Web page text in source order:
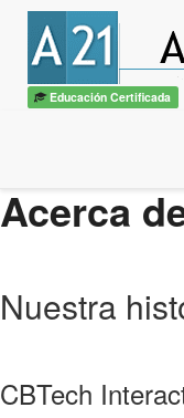
Educación Certificada
Acerca
Nuestra
CBTech